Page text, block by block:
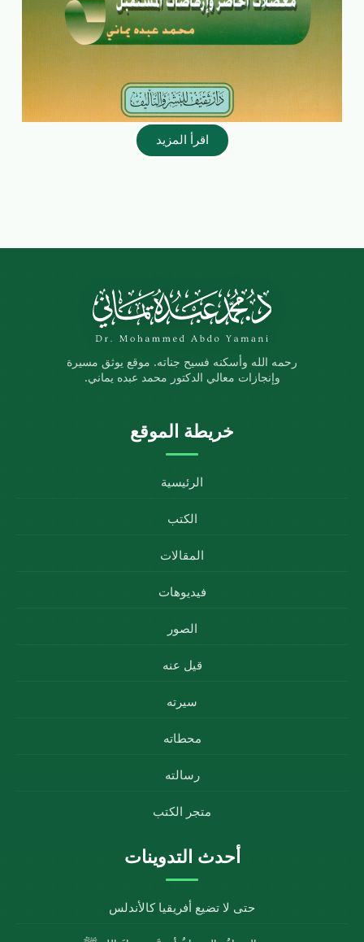
اقرأ المزيد
رحمه الله وأسكنه فسيح جناته. موقع يوثق مسيرة
وإنجازات معالي الدكتور محمد عبده يماني.
خريطة الموقع
الرئيسية
الكتب
المقالات
فيديوهات
الصور
قيل عنه
سيرته
محطاته
رسالته
متجر الكتب
أحدث التدوينات
حتى لا تضيع أفريقيا كالأندلس